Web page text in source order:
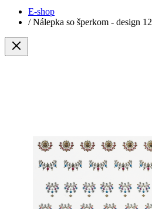
E-shop
/ Nálepka so šperkom - design 12